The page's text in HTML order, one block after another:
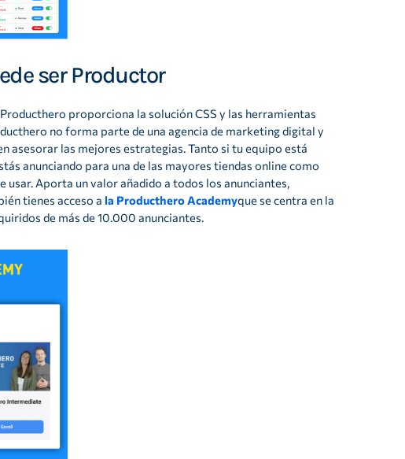
ser Productor
proporciona la solución CSS y las herramientas
no forma parte de una agencia de marketing digital y
asesorar las mejores estrategias. Tanto si tu equipo está
anunciando para una de las mayores tiendas online como
Aporta un valor añadido a todos los anunciantes,
tienes acceso ala Producthero Academyque se centra en la
de más de 10.000 anunciantes.